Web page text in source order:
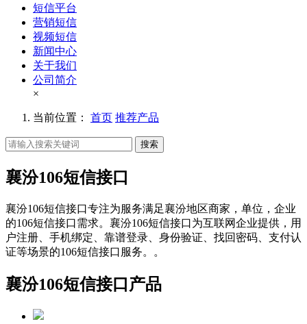
短信平台
营销短信
视频短信
新闻中心
关于我们
公司简介
×
当前位置： 首页 推荐产品
搜索
襄汾106短信接口
襄汾106短信接口专注为服务满足襄汾地区商家，单位，企业
的106短信接口需求。襄汾106短信接口为互联网企业提供，用
户注册、手机绑定、靠谱登录、身份验证、找回密码、支付认
证等场景的106短信接口服务。。
襄汾106短信接口产品